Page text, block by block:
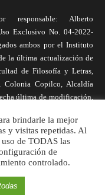
responsable: Alberto
Exclusivo No. 04-2022-
ambos por el Instituto
la última actualización de
de Filosofía y Letras,
Colonia Copilco, Alcaldía
última de modificación,
ni de Universidad Nacional
de los contenidos de
o parcial de los textos aquí
completa y la dirección
brindarle la mejor
y visitas repetidas. Al
de TODAS las
de
controlado.